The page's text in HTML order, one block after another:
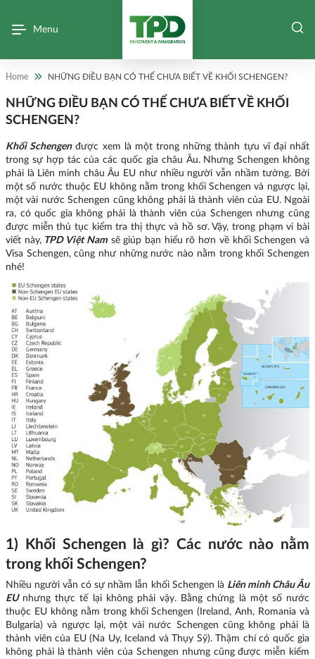
Menu
Home NHỮNG ĐIỀU BẠN CÓ THỂ CHƯA BIẾT VỀ KHỐI SCHENGEN?
NHỮNG ĐIỀU BẠN CÓ THỂ CHƯA BIẾT VỀ KHỐI
SCHENGEN?
Khối Schengenđược xem là một trong những thành tựu vĩ đại nhất
trong sự hợp tác của các quốc gia châu Âu. Nhưng Schengen không
phải là Liên minh châu Âu EU như nhiều người vẫn nhầm tưởng. Bởi
một số nước thuộc EU không nằm trong khối Schengen và ngược lại,
một vài nước Schengen cũng không phải là thành viên của EU. Ngoài
ra, có quốc gia không phải là thành viên của Schengen nhưng cũng
được miễn thủ tục kiểm tra thị thực và hồ sơ. Vậy, trong phạm vi bài
viết này,TPD Việt Namsẽ giúp bạn hiểu rõ hơn về khối Schengen và
Visa Schengen, cũng như những nước nào nằm trong khối Schengen
nhé!
1) Khối Schengen là gì? Các nước nào nằm
trong khối Schengen?
Nhiều người vẫn có sự nhầm lẫn khối Schengen là Liên minh Châu Âu
EUnhưng thực tế lại không phải vậy. Bằng chứng là một số nước
thuộc EU không nằm trong khối Schengen (Ireland, Anh, Romania và
Bulgaria) và ngược lại, một vài nước Schengen cũng không phải là
thành viên của EU (Na Uy, Iceland và Thụy Sỹ). Thậm chí có quốc gia
không phải là thành viên của Schengen nhưng cũng được miễn kiểm